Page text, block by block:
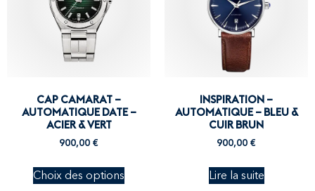
CAP CAMARAT –
AUTOMATIQUE DATE –
ACIER & VERT
900,00 €
Choix des options
INSPIRATION –
AUTOMATIQUE – BLEU &
CUIR BRUN
900,00 €
Lire la suite